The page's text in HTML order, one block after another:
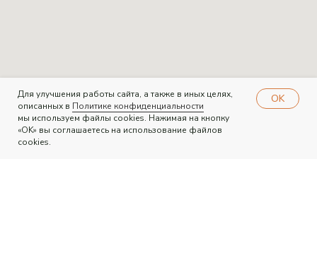
Для улучшения работы сайта, а также в иных целях,
описанных в Политике конфиденциальности
мы используем файлы cookies. Нажимая на кнопку
«OK» вы соглашаетесь на использование файлов
cookies.
OK